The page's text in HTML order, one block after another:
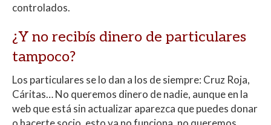
controlados.
¿Y no recibís dinero de particulares
tampoco?
Los particulares se lo dan a los de siempre: Cruz Roja,
Cáritas… No queremos dinero de nadie, aunque en la
web que está sin actualizar aparezca que puedes donar